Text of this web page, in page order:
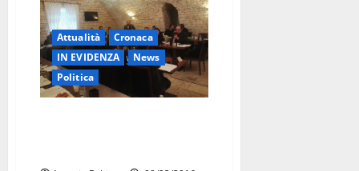
Attualità
Cronaca
IN EVIDENZA
News
Politica